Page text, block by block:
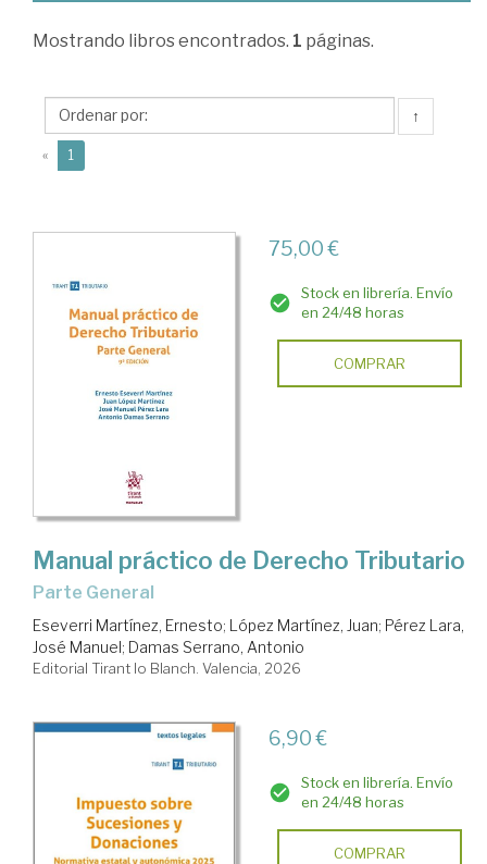
Pérez
José
Manuel
Mostrando libros encontrados. 1 páginas.
↑
« 1
75,00 €
Stock en librería. Envío
en 24/48 horas
COMPRAR
Manual práctico de Derecho Tributario
Parte General
Eseverri Martínez, Ernesto; López Martínez, Juan; Pérez Lara,
José Manuel; Damas Serrano, Antonio
Editorial Tirant lo Blanch. Valencia, 2026
6,90 €
Stock en librería. Envío
en 24/48 horas
COMPRAR